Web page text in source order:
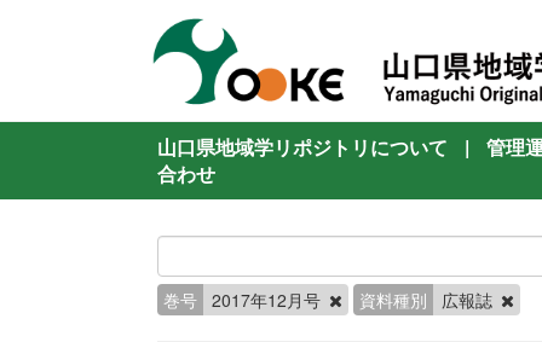
山口県地域学リポジトリについて |
管理
合わせ
巻号 2017年12月号 資料種別 広報誌